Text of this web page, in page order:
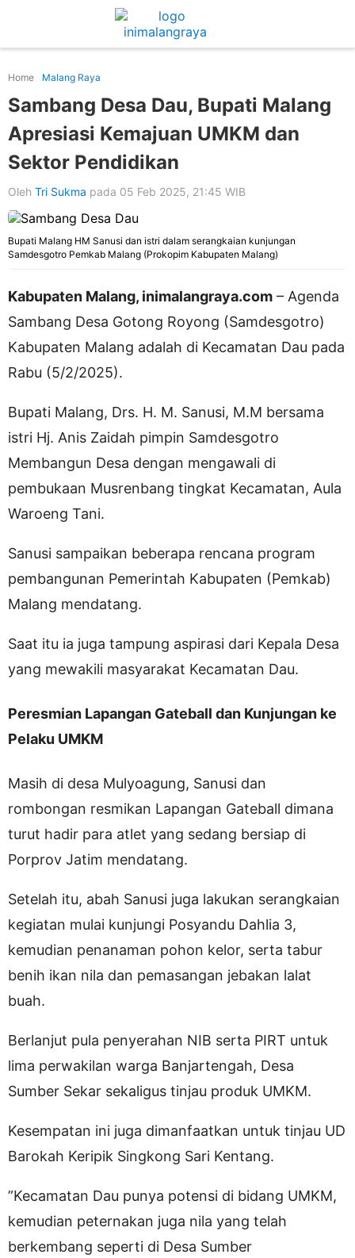
Home Malang Raya
Sambang Desa Dau, Bupati Malang
Apresiasi Kemajuan UMKM dan
Sektor Pendidikan
Oleh Tri Sukma pada 05 Feb 2025, 21:45 WIB
Bupati Malang HM Sanusi dan istri dalam serangkaian kunjungan
Samdesgotro Pemkab Malang (Prokopim Kabupaten Malang)
Kabupaten Malang, inimalangraya.com – Agenda
Sambang Desa Gotong Royong (Samdesgotro)
Kabupaten Malang adalah di Kecamatan Dau pada
Rabu (5/2/2025).
Bupati Malang, Drs. H. M. Sanusi, M.M bersama
istri Hj. Anis Zaidah pimpin Samdesgotro
Membangun Desa dengan mengawali di
pembukaan Musrenbang tingkat Kecamatan, Aula
Waroeng Tani.
Sanusi sampaikan beberapa rencana program
pembangunan Pemerintah Kabupaten (Pemkab)
Malang mendatang.
Saat itu ia juga tampung aspirasi dari Kepala Desa
yang mewakili masyarakat Kecamatan Dau.
Peresmian Lapangan Gateball dan Kunjungan ke
Pelaku UMKM
Masih di desa Mulyoagung, Sanusi dan
rombongan resmikan Lapangan Gateball dimana
turut hadir para atlet yang sedang bersiap di
Porprov Jatim mendatang.
Setelah itu, abah Sanusi juga lakukan serangkaian
kegiatan mulai kunjungi Posyandu Dahlia 3,
kemudian penanaman pohon kelor, serta tabur
benih ikan nila dan pemasangan jebakan lalat
buah.
Berlanjut pula penyerahan NIB serta PIRT untuk
lima perwakilan warga Banjartengah, Desa
Sumber Sekar sekaligus tinjau produk UMKM.
Kesempatan ini juga dimanfaatkan untuk tinjau UD
Barokah Keripik Singkong Sari Kentang.
”Kecamatan Dau punya potensi di bidang UMKM,
kemudian peternakan juga nila yang telah
berkembang seperti di Desa Sumber